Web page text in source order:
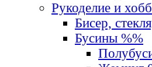
Рукоделие и
Бисер,
Бусины %%